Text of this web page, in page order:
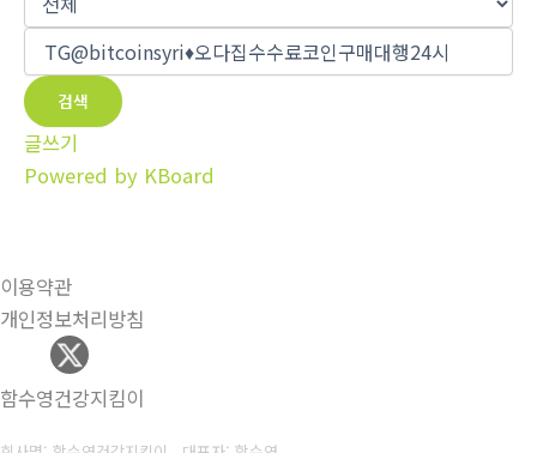
검색
글쓰기
Powered by KBoard
이용약관
개인정보처리방침
함수영건강지킴이